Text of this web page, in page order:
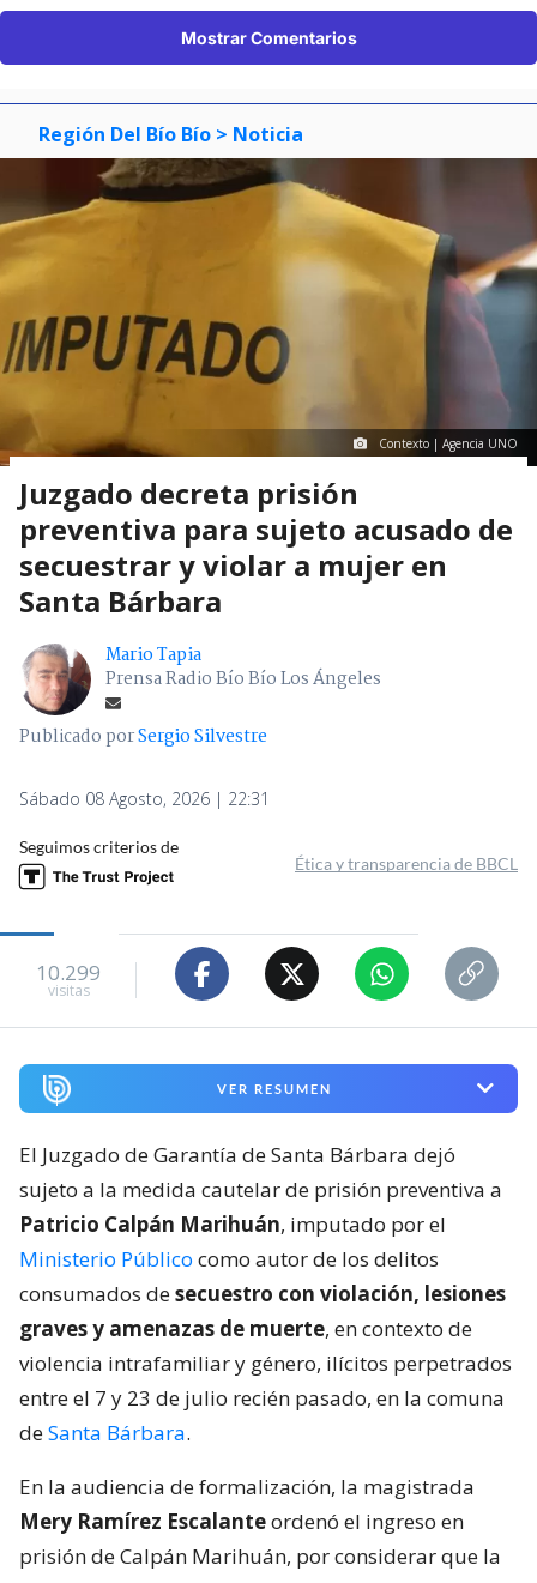
Mostrar Comentarios
Región Del Bío Bío > Noticia
Contexto | Agencia UNO
Juzgado decreta prisión
preventiva para sujeto acusado de
secuestrar y violar a mujer en
Santa Bárbara
Mario Tapia
Prensa Radio Bío Bío Los Ángeles
Publicado porSergio Silvestre
Sábado 08 Agosto, 2026 | 22:31
Seguimos criterios de
Ética y transparencia de BBCL
10.299
visitas
VER RESUMEN
El Juzgado de Garantía de Santa Bárbara dejó
sujeto a la medida cautelar de prisión preventiva a
Patricio Calpán Marihuán, imputado por el
Ministerio Público como autor de los delitos
consumados desecuestro con violación, lesiones
graves y amenazas de muerte, en contexto de
violencia intrafamiliar y género, ilícitos perpetrados
entre el 7 y 23 de julio recién pasado, en la comuna
deSanta Bárbara.
En la audiencia de formalización, la magistrada
Mery Ramírez Escalanteordenó el ingreso en
prisión de Calpán Marihuán, por considerar que la